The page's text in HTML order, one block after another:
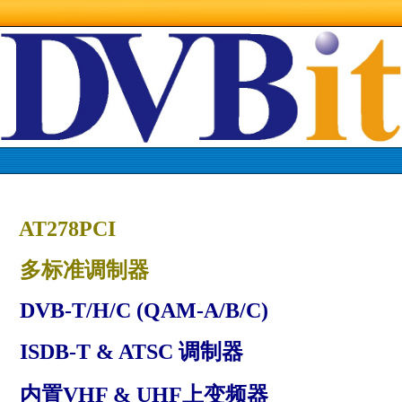
AT278PCI
多标准调制器
DVB-T/H/C (QAM-A/B/C)
ISDB-T & ATSC 调制器
内置VHF & UHF上变频器